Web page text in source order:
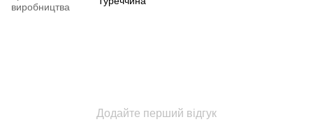
виробництва
Додайте перший відгук